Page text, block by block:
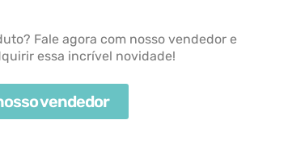
Fale agora com nosso vendedor e
essa incrível novidade!
vendedor